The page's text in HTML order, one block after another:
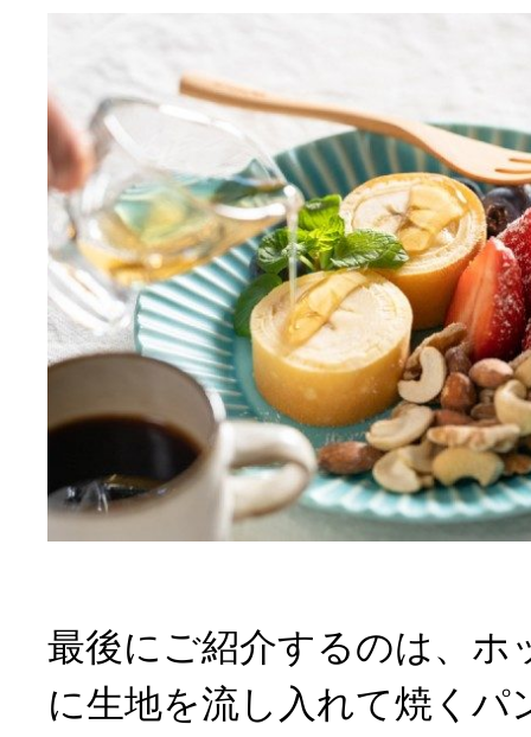
最後にご紹介するのは、ホ
に生地を流し入れて焼くパ